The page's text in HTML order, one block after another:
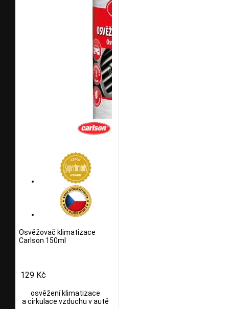
Osvěžovač klimatizace
Carlson 150ml
129 Kč
osvěžení klimatizace
a cirkulace vzduchu v autě